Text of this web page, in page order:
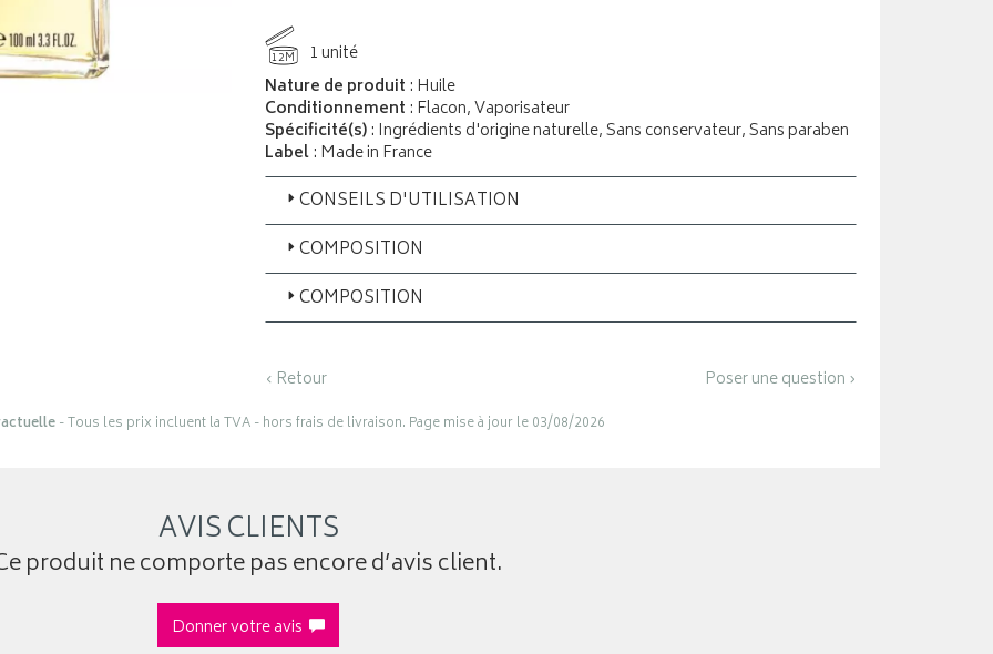
12M
1 unité
Nature de produit : Huile
Conditionnement : Flacon, Vaporisateur
Spécificité(s): Ingrédients d'origine naturelle, Sans conservateur, Sans paraben
Label: Made in France
CONSEILS D'UTILISATION
COMPOSITION
COMPOSITION
‹ Retour Poser une question ›
- Tous les prix incluent la TVA - hors frais de livraison. Page mise à jour le 03/08/2026
AVIS CLIENTS
produit ne comporte pas encore d’avis client.
Donner votre avis